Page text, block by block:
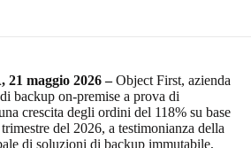
maggio 2026 – Object First, azienda
backup on-premise a prova di
crescita degli ordini del 118% su base
del 2026, a testimonianza della
di soluzioni di backup immutabile,